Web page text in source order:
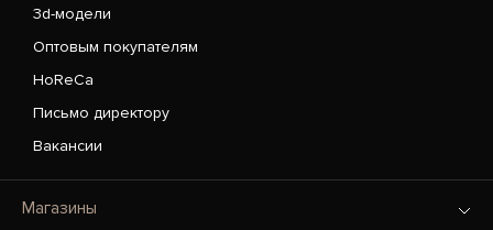
3d-модели
Оптовым покупателям
HoReCa
Письмо директору
Вакансии
Магазины